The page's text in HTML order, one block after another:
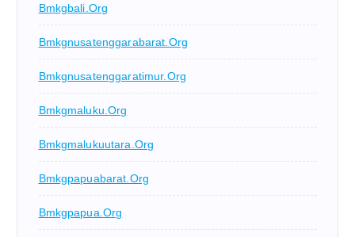
Bmkgbali.org
Bmkgnusatenggarabarat.org
Bmkgnusatenggaratimur.org
Bmkgmaluku.org
Bmkgmalukuutara.org
Bmkgpapuabarat.org
Bmkgpapua.org